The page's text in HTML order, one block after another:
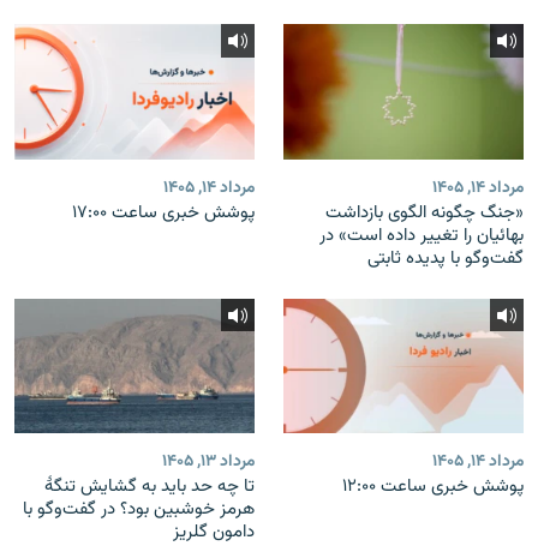
مرداد ۱۴, ۱۴۰۵
«جنگ چگونه الگوی بازداشت
بهائیان را تغییر داده است» در
گفت‌وگو با پدیده ثابتی
مرداد ۱۴, ۱۴۰۵
پوشش خبری ساعت ۱۷:۰۰
مرداد ۱۴, ۱۴۰۵
پوشش خبری ساعت ۱۲:۰۰
مرداد ۱۳, ۱۴۰۵
تا چه حد باید به گشایش تنگهٔ
هرمز خوشبین بود؟ در گفت‌وگو با
دامون گلریز